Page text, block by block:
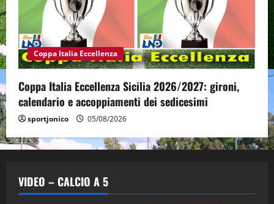
Coppa Italia Eccellenza
Coppa Italia Eccellenza Sicilia 2026/2027: gironi,
calendario e accoppiamenti dei sedicesimi
sportjonico 05/08/2026
VIDEO – CALCIO A 5